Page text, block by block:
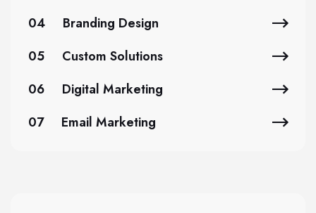
04
Branding Design
05
Custom Solutions
06
Digital Marketing
07
Email Marketing